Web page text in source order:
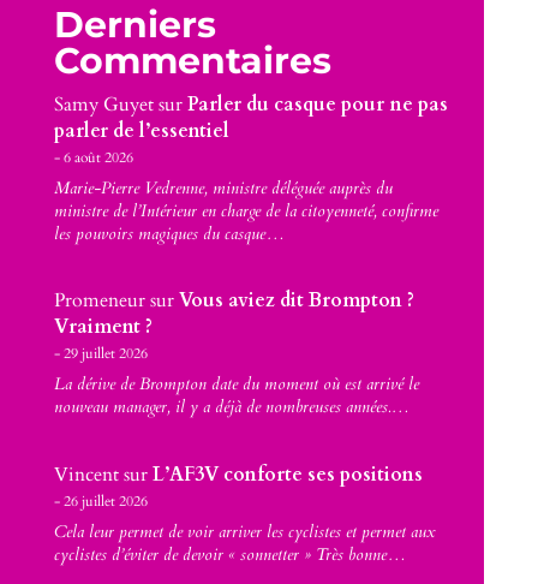
Derniers
Commentaires
Samy GuyetsurParler du casque pour ne pas
parler de l’essentiel
6 août 2026
Marie-Pierre Vedrenne, ministre déléguée auprès du
ministre de l’Intérieur en charge de la citoyenneté, confirme
les pouvoirs magiques du casque…
PromeneursurVous aviez dit Brompton ?
Vraiment ?
29 juillet 2026
La dérive de Brompton date du moment où est arrivé le
nouveau manager, il y a déjà de nombreuses années.…
VincentsurL’AF3V conforte ses positions
26 juillet 2026
Cela leur permet de voir arriver les cyclistes et permet aux
cyclistes d’éviter de devoir « sonnetter » Très bonne…